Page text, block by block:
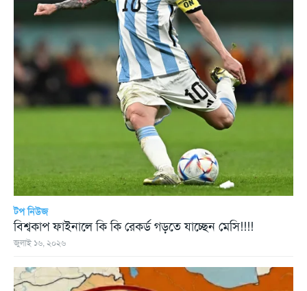
টপ নিউজ
বিশ্বকাপ ফাইনালে কি কি রেকর্ড গড়তে যাচ্ছেন মেসি!!!!
জুলাই ১৬, ২০২৬